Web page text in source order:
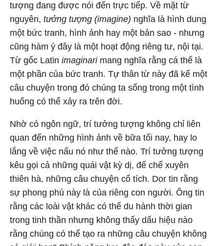
tượng đang được nói đến trực tiếp. Về mặt từ
nguyên, tưởng tượng (imagine) nghĩa là hình dung
một bức tranh, hình ảnh hay một bản sao - nhưng
cũng hàm ý đây là một hoạt động riêng tư, nội tại.
Từ gốc Latin imaginari mang nghĩa rằng cá thể là
một phần của bức tranh. Tự thân từ này đã kể một
câu chuyện trong đó chúng ta sống trong một tình
huống có thể xảy ra trên đời.
Nhờ có ngôn ngữ, trí tưởng tượng không chỉ liên
quan đến những hình ảnh về bữa tối nay, hay lo
lắng về việc nấu nó như thế nào. Trí tưởng tượng
kêu gọi cả những quái vật kỳ dị, đế chế xuyên
thiên hà, những câu chuyện cổ tích. Dor tin rằng
sự phong phú này là của riêng con người. Ông tin
rằng các loài vật khác có thể du hành thời gian
trong tinh thần nhưng không thấy dấu hiệu nào
rằng chúng có thể tạo ra những câu chuyện không